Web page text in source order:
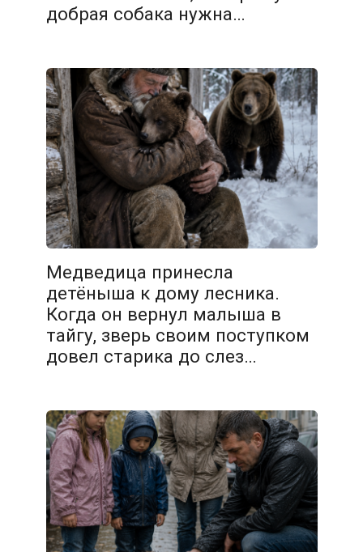
добрая собака нужна…
Медведица принесла
детёныша к дому лесника.
Когда он вернул малыша в
тайгу, зверь своим поступком
довел старика до слез…